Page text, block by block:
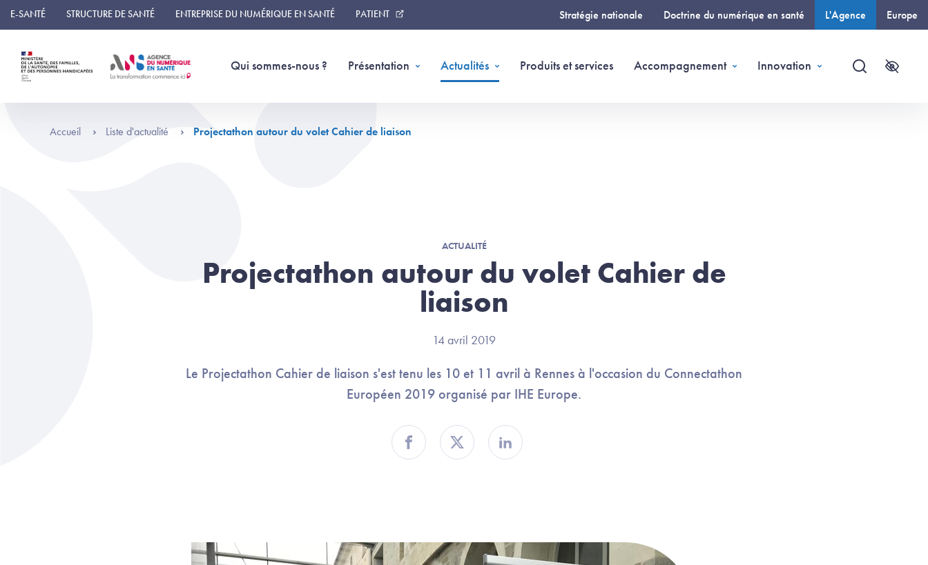
Panneau de gestion des cookies
E-SANTÉ STRUCTURE DE SANTÉ ENTREPRISE DU NUMÉRIQUE EN SANTÉ PATIENT Stratégie nationale Doctrine du numérique en santé L'Agence Europe
Qui sommes-nous ? Présentation Actualités Produits et services Accompagnement Innovation
Recherche
Accueil Liste d'actualité Projectathon autour du volet Cahier de liaison
ACTUALITÉ
Projectathon autour du volet Cahier de
liaison
14 avril 2019
Le Projectathon Cahier de liaison s'est tenu les 10 et 11 avril à Rennes à l'occasion du Connectathon
Européen 2019 organisé par IHE Europe.
Partager sur Facebook
Partager sur TwitterPartager sur Linkedin